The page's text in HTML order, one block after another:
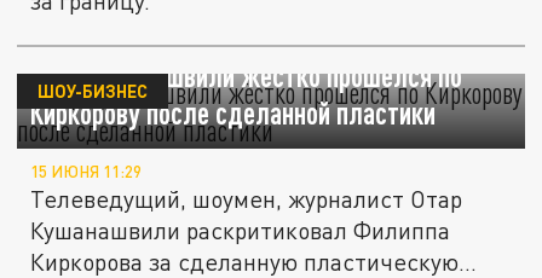
Отар Кушанашвили жёстко прошелся по
Киркорову после сделанной пластики
ШОУ-БИЗНЕС
15 ИЮНЯ 11:29
Телеведущий, шоумен, журналист Отар
Кушанашвили раскритиковал Филиппа
Киркорова за сделанную пластическую...